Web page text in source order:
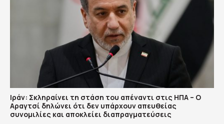
Ιράν: Σκληραίνει τη στάση του απέναντι στις ΗΠΑ – Ο
Αραγτσί δηλώνει ότι δεν υπάρχουν απευθείας
συνομιλίες και αποκλείει διαπραγματεύσεις